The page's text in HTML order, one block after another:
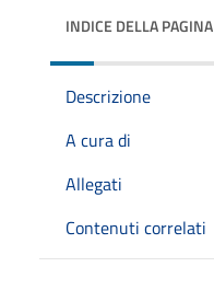
INDICE DELLA PAGINA
Descrizione
A cura di
Allegati
Contenuti correlati